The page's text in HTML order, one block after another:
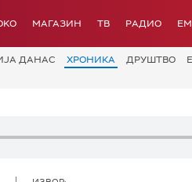
МАГАЗИН ТВ РАДИО
ДАНАС ХРОНИКА ДРУШТВО